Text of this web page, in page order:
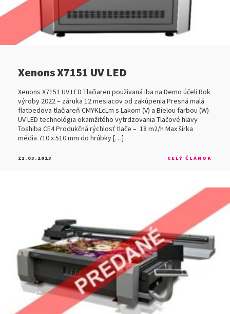
Xenons X7151 UV LED
Xenons X7151 UV LED Tlačiaren použivaná iba na Demo účeli Rok
výroby 2022 – záruka 12 mesiacov od zakúpenia Presná malá
flatbedova tlačiareň CMYKLcLm s Lakom (V) a Bielou farbou (W)
UV LED technológia okamžitého vytrdzovania Tlačové hlavy
Toshiba CE4 Produkčná rýchlosť tlače – 18 m2/h Max šírka
média 710 x 510 mm do hrúbky […]
21.03.2023 CELÝ ČLÁNOK